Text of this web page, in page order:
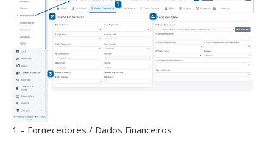
1 – Fornecedores / Dados Financeiros